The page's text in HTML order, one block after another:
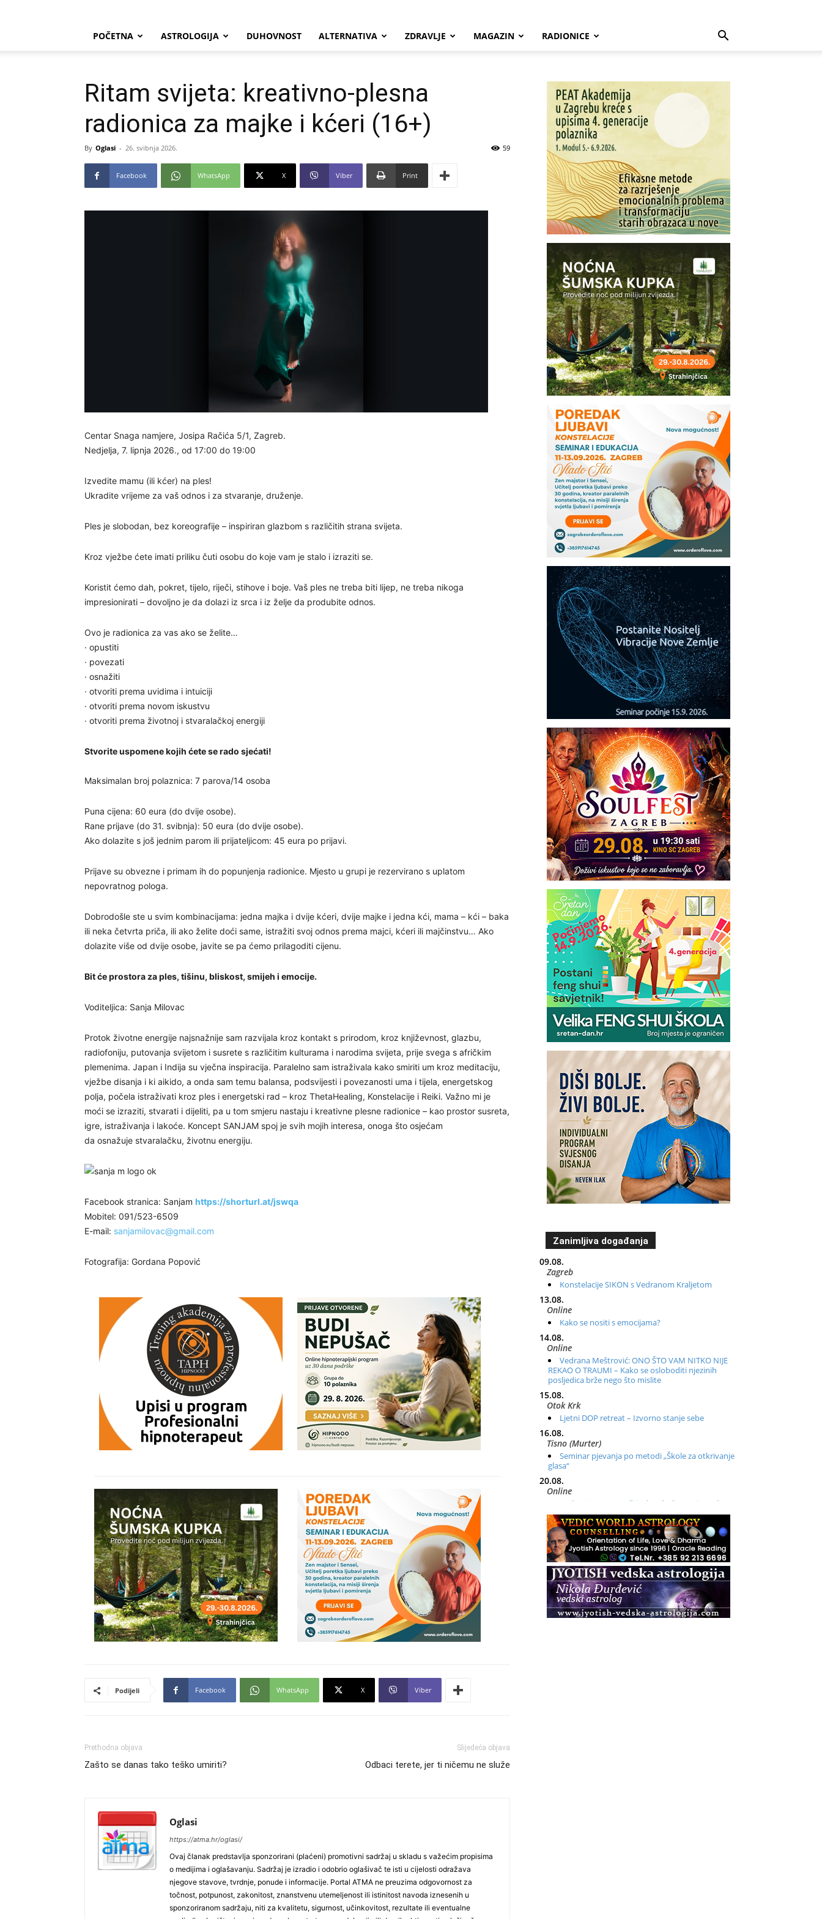
POČETNA ASTROLOGIJA DUHOVNOST ALTERNATIVA ZDRAVLJE MAGAZIN RADIONICE
Ritam svijeta: kreativno-plesna
radionica za majke i kćeri (16+)
By Oglasi - 26. svibnja 2026. 59
Facebook WhatsApp X Viber Print
Centar Snaga namjere, Josipa Račića 5/1, Zagreb.
Nedjelja, 7. lipnja 2026., od 17:00 do 19:00
Izvedite mamu (ili kćer) na ples!
Ukradite vrijeme za vaš odnos i za stvaranje, druženje.
Ples je slobodan, bez koreografije – inspiriran glazbom s različitih strana svijeta.
Kroz vježbe ćete imati priliku čuti osobu do koje vam je stalo i izraziti se.
Koristit ćemo dah, pokret, tijelo, riječi, stihove i boje. Vaš ples ne treba biti lijep, ne treba nikoga
impresionirati – dovoljno je da dolazi iz srca i iz želje da produbite odnos.
Ovo je radionica za vas ako se želite…
· opustiti
· povezati
· osnažiti
· otvoriti prema uvidima i intuiciji
· otvoriti prema novom iskustvu
· otvoriti prema životnoj i stvaralačkoj energiji
Stvorite uspomene kojih ćete se rado sjećati!
Maksimalan broj polaznica: 7 parova/14 osoba
Puna cijena: 60 eura (do dvije osobe).
Rane prijave (do 31. svibnja): 50 eura (do dvije osobe).
Ako dolazite s još jednim parom ili prijateljicom: 45 eura po prijavi.
Prijave su obvezne i primam ih do popunjenja radionice. Mjesto u grupi je rezervirano s uplatom
nepovratnog pologa.
Dobrodošle ste u svim kombinacijama: jedna majka i dvije kćeri, dvije majke i jedna kći, mama – kći – baka
ili neka četvrta priča, ili ako želite doći same, istražiti svoj odnos prema majci, kćeri ili majčinstvu… Ako
dolazite više od dvije osobe, javite se pa ćemo prilagoditi cijenu.
Bit će prostora za ples, tišinu, bliskost, smijeh i emocije.
Voditeljica: Sanja Milovac
Protok životne energije najsnažnije sam razvijala kroz kontakt s prirodom, kroz književnost, glazbu,
radiofoniju, putovanja svijetom i susrete s različitim kulturama i narodima svijeta, prije svega s afričkim
plemenima. Japan i Indija su vječna inspiracija. Paralelno sam istraživala kako smiriti um kroz meditaciju,
vježbe disanja i ki aikido, a onda sam temu balansa, podsvijesti i povezanosti uma i tijela, energetskog
polja, počela istraživati kroz ples i energetski rad – kroz ThetaHealing, Konstelacije i Reiki. Važno mi je
moći se izraziti, stvarati i dijeliti, pa u tom smjeru nastaju i kreativne plesne radionice – kao prostor susreta,
igre, istraživanja i lakoće. Koncept SANJAM spoj je svih mojih interesa, onoga što osjećam
da osnažuje stvaralačku, životnu energiju.
Facebook stranica: Sanjam https://shorturl.at/jswqa
Mobitel: 091/523-6509
E-mail: sanjamilovac@gmail.com
Fotografija: Gordana Popović
Podijeli Facebook WhatsApp X Viber
Prethodna objava
Zašto se danas tako teško umiriti?
Slijedeća objava
Odbaci terete, jer ti ničemu ne služe
Oglasi
https://atma.hr/oglasi/
Ovaj članak predstavlja sponzorirani (plaćeni) promotivni sadržaj u skladu s važećim propisima
o medijima i oglašavanju. Sadržaj je izradio i odobrio oglašivač te isti u cijelosti odražava
njegove stavove, tvrdnje, ponude i informacije. Portal ATMA ne preuzima odgovornost za
točnost, potpunost, zakonitost, znanstvenu utemeljenost ili istinitost navoda iznesenih u
sponzoriranom sadržaju, niti za kvalitetu, sigurnost, učinkovitost, rezultate ili eventualne
Zanimljiva događanja
09.08.
Zagreb
Konstelacije SIKON s Vedranom Kraljetom
13.08.
Online
Kako se nositi s emocijama?
14.08.
Online
Vedrana Meštrović: ONO ŠTO VAM NITKO NIJE
REKAO O TRAUMI – Kako se osloboditi njezinih
posljedica brže nego što mislite
15.08.
Otok Krk
Ljetni DOP retreat – Izvorno stanje sebe
16.08.
Tisno (Murter)
Seminar pjevanja po metodi „Škole za otkrivanje
glasa“
20.08.
Online
Radionica: Pomagači iz drugih dimenzija Online –
otvoreno za sve
21.08.
Zagreb+Online
Osnovni ThetaHealing® tečaj, Zagreb i Online
22.08.
Zagreb
Osnovna radionica za izscjeljivanje pranom (Basic
Pranic Healing course)
Pula